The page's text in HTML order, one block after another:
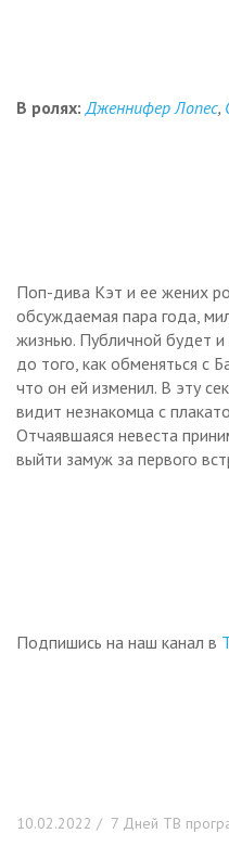
В ролях:Дженнифер Лопес,
Поп-дива Кэт и ее жених
обсуждаемая пара года,
жизнью. Публичной будет и
до того, как обменяться с
что он ей изменил. В эту
видит незнакомца с
Отчаявшаяся невеста
выйти замуж за первого
Подпишись на наш канал в
10.02.2022 / 7 Дней ТВ